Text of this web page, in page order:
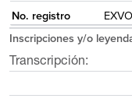
No. registro
Inscripciones y/o
Transcripción: